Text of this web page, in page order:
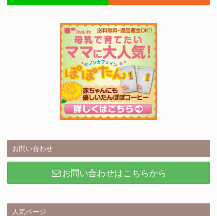
お問い合わせ
お問い合わせはこちらから
人気ページ